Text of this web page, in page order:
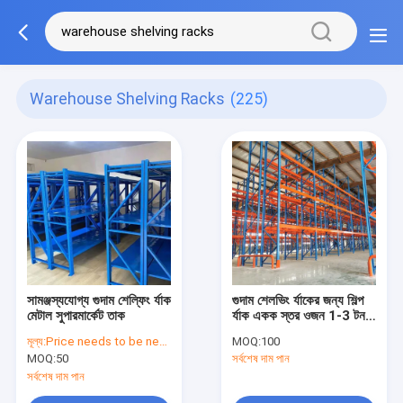
Warehouse Shelving Racks (225)
সামঞ্জস্যযোগ্য গুদাম শেল্ফিং র্যাক
মেটাল সুপারমার্কেট তাক
মূল্য:Price needs to be negotiated
MOQ:50
সর্বশেষ দাম পান
গুদাম শেলভিং র্যাকের জন্য শিল্প
র্যাক একক স্তর ওজন 1-3 টন
MOQ:100
সর্বশেষ দাম পান